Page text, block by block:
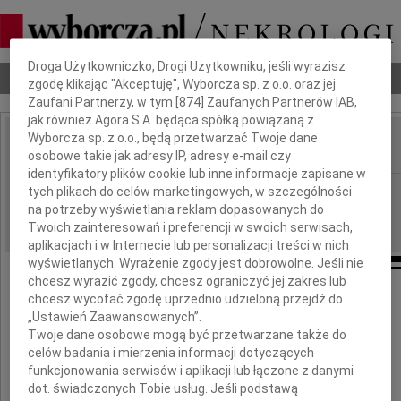
Nekrologi Odeszli Poradnik pogrzebowy
IMIĘ I NAZWISKO:
REGION: Bydgoszcz
DATA EMISJI: 05.11.2018
Profesorowi
Krzysztofowi Mikulskiemu
Dbamy o Twoją prywatność
Droga Użytkowniczko, Drogi Użytkowniku, jeśli wyrazisz
zgodę klikając "Akceptuję", Wyborcza sp. z o.o. oraz jej
Zaufani Partnerzy, w tym [874 ] Zaufanych Partnerów IAB,
jak również Agora S.A. będąca spółką powiązaną z
Wyborcza sp. z o.o., będą przetwarzać Twoje dane
osobowe takie jak adresy IP, adresy e-mail czy
identyfikatory plików cookie lub inne informacje zapisane w
tych plikach do celów marketingowych, w szczególności
na potrzeby wyświetlania reklam dopasowanych do
Twoich zainteresowań i preferencji w swoich serwisach,
aplikacjach i w Internecie lub personalizacji treści w nich
wyświetlanych. Wyrażenie zgody jest dobrowolne. Jeśli nie
chcesz wyrazić zgody, chcesz ograniczyć jej zakres lub
chcesz wycofać zgodę uprzednio udzieloną przejdź do
„Ustawień Zaawansowanych”.
Twoje dane osobowe mogą być przetwarzane także do
celów badania i mierzenia informacji dotyczących
funkcjonowania serwisów i aplikacji lub łączone z danymi
dot. świadczonych Tobie usług. Jeśli podstawą